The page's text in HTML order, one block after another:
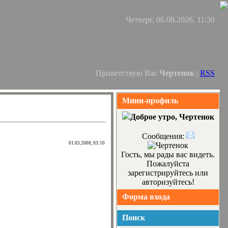
Четверг, 06.08.2026, 11:30
Приветствую Вас Чертенок | RSS
01.03.2008, 03:10
Мини-профиль
Доброе утро, Чертенок
Сообщения:
Гость, мы рады вас видеть.
Пожалуйста
зарегистрируйтесь или
авторизуйтесь!
Форма входа
Поиск